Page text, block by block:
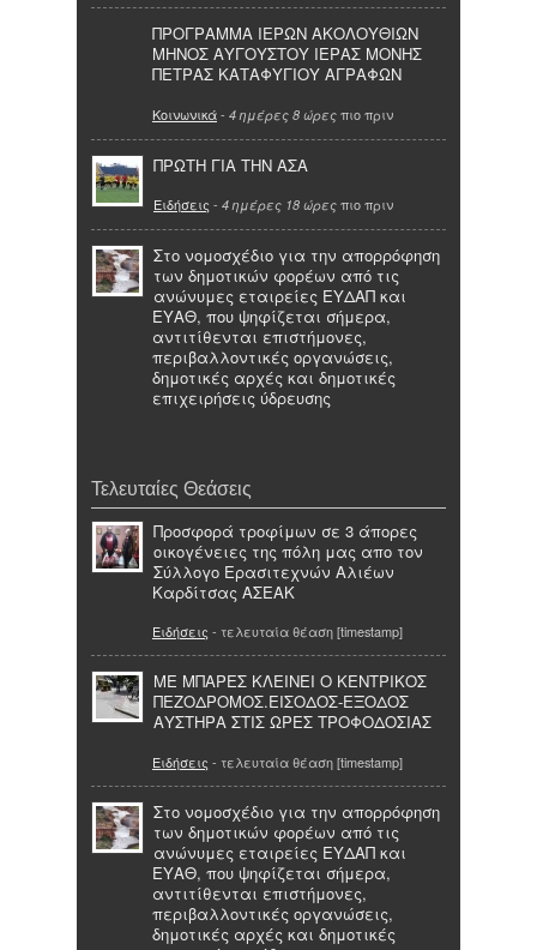
ΠΡΟΓΡΑΜΜΑ ΙΕΡΩΝ ΑΚΟΛΟΥΘΙΩΝ
ΜΗΝΟΣ ΑΥΓΟΥΣΤΟΥ ΙΕΡΑΣ ΜΟΝΗΣ
ΠΕΤΡΑΣ ΚΑΤΑΦΥΓΙΟΥ ΑΓΡΑΦΩΝ
Κοινωνικά- 4 ημέρες 8 ώρες πιο πριν
ΠΡΩΤΗ ΓΙΑ ΤΗΝ ΑΣΑ
Ειδήσεις - 4 ημέρες 18 ώρες πιο πριν
Στο νομοσχέδιο για την απορρόφηση
των δημοτικών φορέων από τις
ανώνυμες εταιρείες ΕΥΔΑΠ και
ΕΥΑΘ, που ψηφίζεται σήμερα,
αντιτίθενται επιστήμονες,
περιβαλλοντικές οργανώσεις,
δημοτικές αρχές και δημοτικές
επιχειρήσεις ύδρευσης
Τελευταίες Θεάσεις
Προσφορά τροφίμων σε 3 άπορες
οικογένειες της πόλη μας απο τον
Σύλλογο Ερασιτεχνών Αλιέων
Καρδίτσας ΑΣΕΑΚ
Ειδήσεις - τελευταία θέαση [timestamp]
ΜΕ ΜΠΑΡΕΣ ΚΛΕΙΝΕΙ Ο ΚΕΝΤΡΙΚΟΣ
ΠΕΖΟΔΡΟΜΟΣ.ΕΙΣΟΔΟΣ-ΕΞΟΔΟΣ
ΑΥΣΤΗΡΑ ΣΤΙΣ ΩΡΕΣ ΤΡΟΦΟΔΟΣΙΑΣ
Ειδήσεις - τελευταία θέαση [timestamp]
Στο νομοσχέδιο για την απορρόφηση
των δημοτικών φορέων από τις
ανώνυμες εταιρείες ΕΥΔΑΠ και
ΕΥΑΘ, που ψηφίζεται σήμερα,
αντιτίθενται επιστήμονες,
περιβαλλοντικές οργανώσεις,
δημοτικές αρχές και δημοτικές